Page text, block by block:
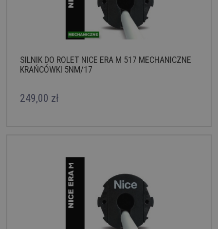
SILNIK DO ROLET NICE ERA M 517 MECHANICZNE
KRAŃCÓWKI 5NM/17
249,00 zł